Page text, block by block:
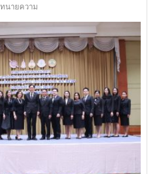
นายความ